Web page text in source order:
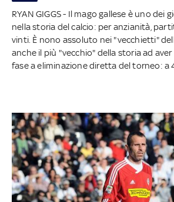
RYAN GIGGS - Il mago gallese è uno dei
nella storia del calcio: per anzianità,
vinti. È nono assoluto nei "vecchietti"
anche il più "vecchio" della storia ad
fase a eliminazione diretta del torneo: a